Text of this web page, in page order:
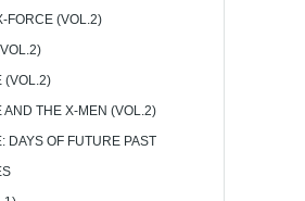
FORCE (VOL.2)
(VOL.2)
AND THE X-MEN (VOL.2)
DAYS OF FUTURE PAST